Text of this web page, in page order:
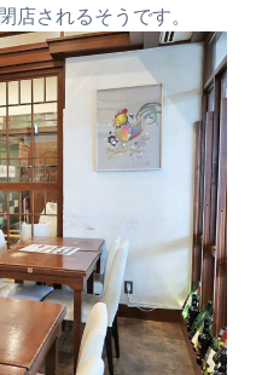
店されるそうです。